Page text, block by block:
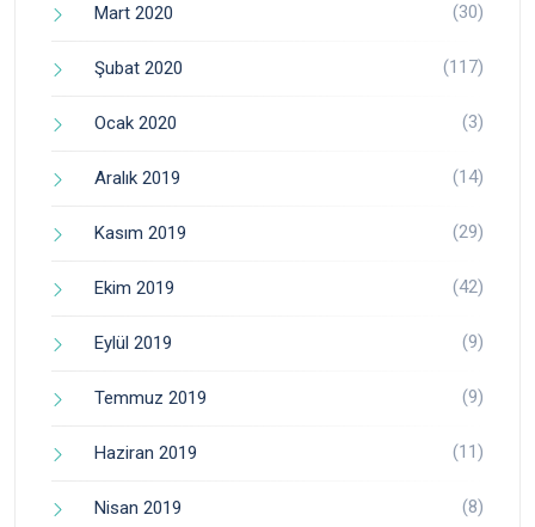
Mart 2020 (30)
Şubat 2020 (117)
Ocak 2020 (3)
Aralık 2019 (14)
Kasım 2019 (29)
Ekim 2019 (42)
Eylül 2019 (9)
Temmuz 2019 (9)
Haziran 2019 (11)
Nisan 2019 (8)